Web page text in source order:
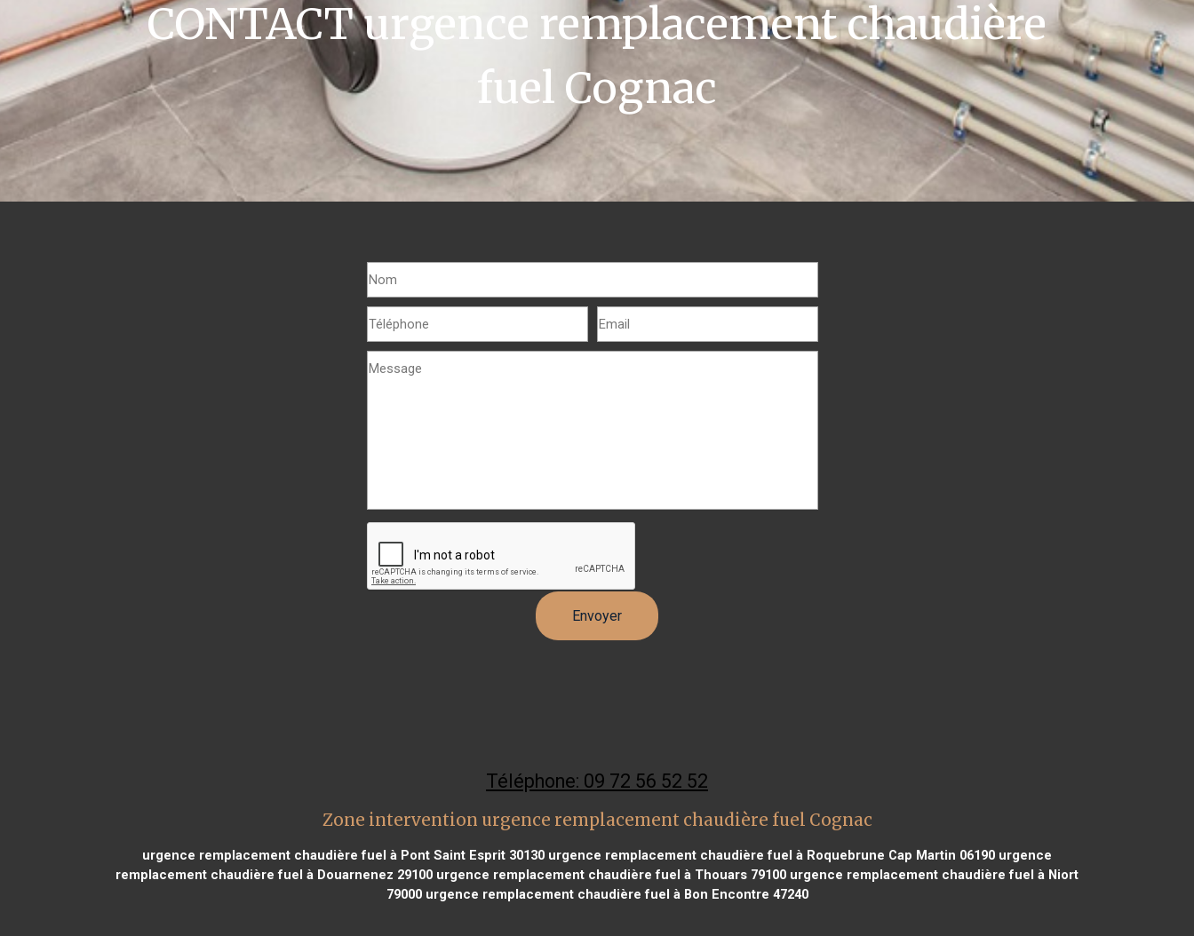
CONTACT urgence remplacement chaudière
fuel Cognac
Téléphone: 09 72 56 52 52
Zone intervention urgence remplacement chaudière fuel Cognac
urgence remplacement chaudière fuel à Pont Saint Esprit 30130 urgence remplacement chaudière fuel à Roquebrune Cap Martin 06190 urgence
remplacement chaudière fuel à Douarnenez 29100 urgence remplacement chaudière fuel à Thouars 79100 urgence remplacement chaudière fuel à Niort
79000urgence remplacement chaudière fuel à Bon Encontre 47240